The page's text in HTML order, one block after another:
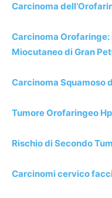
Carcinoma
Carcinoma
Miocutaneo di Gran
Carcinoma Squamoso
Tumore Orofaringeo
Rischio di Secondo
Carcinomi cervico